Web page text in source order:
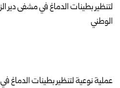
عملية نوعية لتنظير بطينات الدماغ